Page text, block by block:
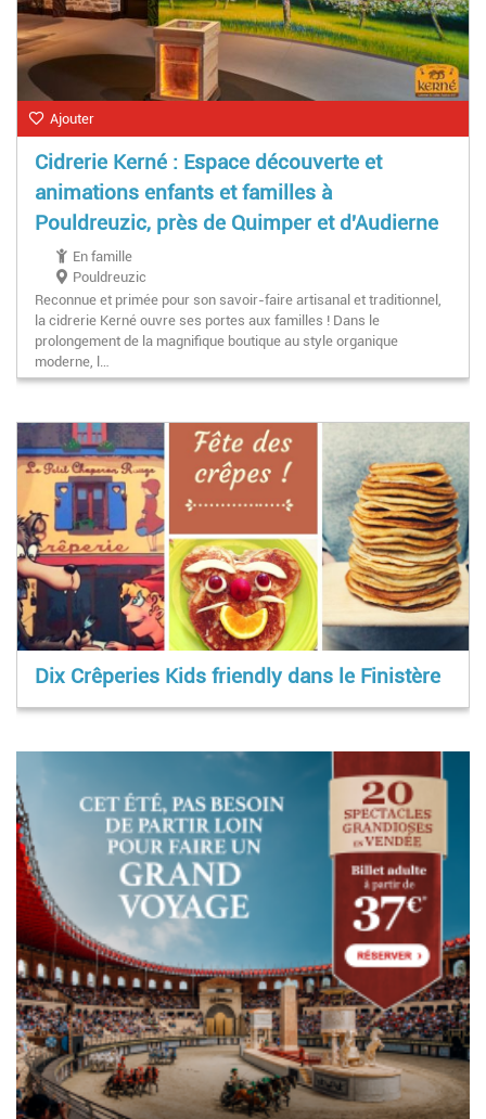
Ajouter
Cidrerie Kerné : Espace découverte et
animations enfants et familles à
Pouldreuzic, près de Quimper et d'Audierne
En famille
Pouldreuzic
Reconnue et primée pour son savoir-faire artisanal et traditionnel,
la cidrerie Kerné ouvre ses portes aux familles ! Dans le
prolongement de la magnifique boutique au style organique
moderne, l…
Dix Crêperies Kids friendly dans le Finistère